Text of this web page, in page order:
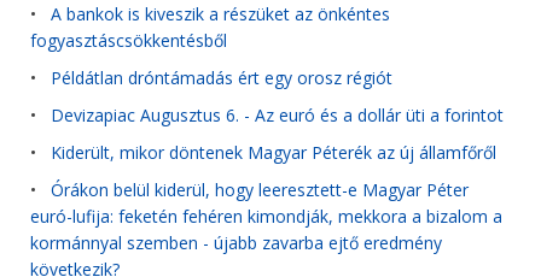
• A bankok is kiveszik a részüket az önkéntes
fogyasztáscsökkentésből
• Példátlan dróntámadás ért egy orosz régiót
• Devizapiac Augusztus 6. - Az euró és a dollár üti a forintot
• Kiderült, mikor döntenek Magyar Péterék az új államfőről
• Órákon belül kiderül, hogy leeresztett-e Magyar Péter
euró-lufija: feketén fehéren kimondják, mekkora a bizalom a
kormánnyal szemben - újabb zavarba ejtő eredmény
következik?